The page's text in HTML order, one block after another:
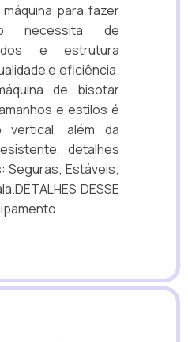
para fazer
necessita de
e estrutura
e eficiência.
de bisotar
e estilos é
vertical, além da
detalhes
Seguras; Estáveis;
DESSE